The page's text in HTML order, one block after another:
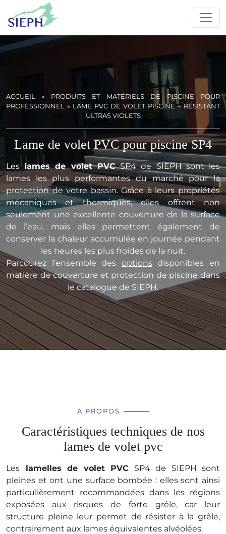
ACCUEIL » PRODUITS ET MATÉRIELS DE PISCINE POUR
PROFESSIONNEL » LAME PVC DE VOLET PISCINE – RÉSISTANT
ULTRAS VIOLETS
Lame de volet PVC pour piscine SP4
Les lames de volet PVCSP4 de SIEPH sont les
lames les plus performantes du marché pour la
protection de votre bassin. Grâce à leurs propriétés
mécaniques et thermiques, elles offrent non
seulement une excellente couverture de la surface
de l’eau, mais elles permettent également de
conserver la chaleur accumulée en journée pendant
les heures les plus froides de la nuit.
Parcourez l’ensemble des optionsdisponibles en
matière de couverture et protection de piscine dans
le catalogue de SIEPH.
A PROPOS
Caractéristiques techniques de nos
lames de volet pvc
Les lamelles de volet PVC SP4 de SIEPH sont
pleines et ont une surface bombée : elles sont ainsi
particulièrement recommandées dans les régions
exposées aux risques de forte grêle, car leur
structure pleine leur permet de résister à la grêle,
contrairement aux lames équivalentes alvéolées.